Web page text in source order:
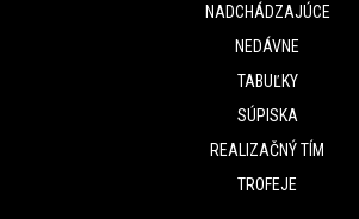
NADCHÁDZAJÚCE
NEDÁVNE
TABUĽKY
SÚPISKA
REALIZAČNÝ TÍM
TROFEJE